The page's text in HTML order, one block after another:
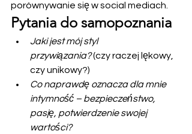
porównywanie się w social mediach.
Pytania do samopoznania
Jaki jest mój styl
przywiązania? (czy raczej lękowy,
czy unikowy?)
Co naprawdę oznacza dla mnie
intymność – bezpieczeństwo,
pasję, potwierdzenie swojej
wartości?